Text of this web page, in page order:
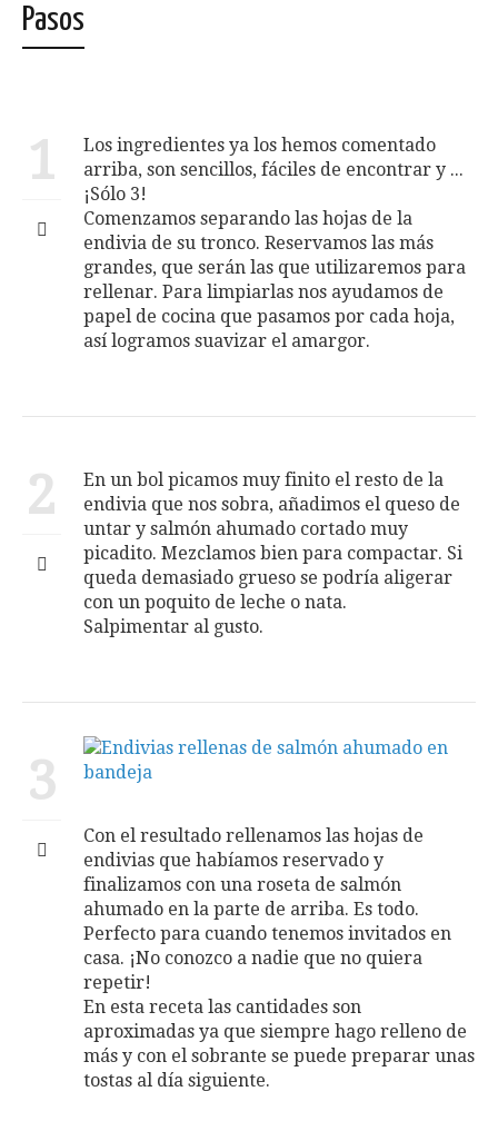
Pasos
1
Los ingredientes ya los hemos comentado
arriba, son sencillos, fáciles de encontrar y ...
¡Sólo 3!
Comenzamos separando las hojas de la
endivia de su tronco. Reservamos las más
grandes, que serán las que utilizaremos para
rellenar. Para limpiarlas nos ayudamos de
papel de cocina que pasamos por cada hoja,
así logramos suavizar el amargor.
2
En un bol picamos muy finito el resto de la
endivia que nos sobra, añadimos el queso de
untar y salmón ahumado cortado muy
picadito. Mezclamos bien para compactar. Si
queda demasiado grueso se podría aligerar
con un poquito de leche o nata.
Salpimentar al gusto.
3
Con el resultado rellenamos las hojas de
endivias que habíamos reservado y
finalizamos con una roseta de salmón
ahumado en la parte de arriba. Es todo.
Perfecto para cuando tenemos invitados en
casa. ¡No conozco a nadie que no quiera
repetir!
En esta receta las cantidades son
aproximadas ya que siempre hago relleno de
más y con el sobrante se puede preparar unas
tostas al día siguiente.